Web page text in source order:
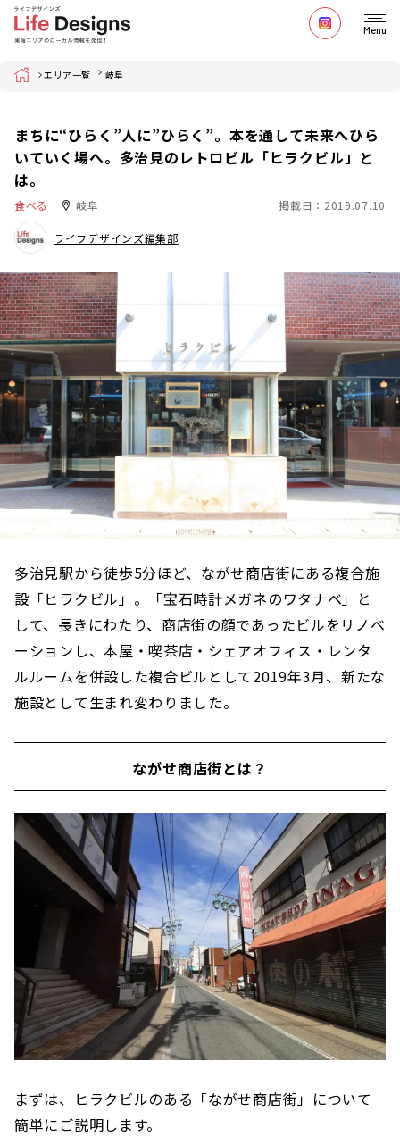
Menu
Home エリア一覧 岐阜
まちに“ひらく”人に”ひらく”。本を通して未来へひら
いていく場へ。多治見のレトロビル「ヒラクビル」と
は。
食べる 岐阜 掲載日：2019.07.10
ライフデザインズ編集部
多治見駅から徒歩5分ほど、ながせ商店街にある複合施
設「ヒラクビル」。「宝石時計メガネのワタナベ」と
して、長きにわたり、商店街の顔であったビルをリノベ
ーションし、本屋・喫茶店・シェアオフィス・レンタ
ルルームを併設した複合ビルとして2019年3月、新たな
施設として生まれ変わりました。
ながせ商店街とは？
まずは、ヒラクビルのある「ながせ商店街」について
簡単にご説明します。